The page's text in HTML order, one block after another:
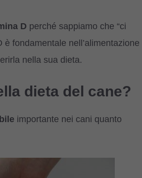
D perché sappiamo che “ci
fondamentale nell’alimentazione
nella sua dieta.
dieta del cane?
importante nei cani quanto